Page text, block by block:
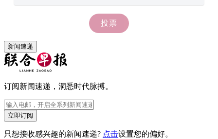
新闻速递
订阅新闻速递，洞悉时代脉搏。
立即订阅
只想接收感兴趣的新闻速递? 点击设置您的偏好。